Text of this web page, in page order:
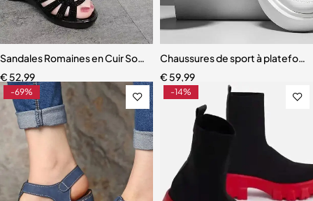
Sandales Romaines en Cuir Souple pour Femme
€ 52,99
Chaussures de sport à
€ 59,99
-69% -14%